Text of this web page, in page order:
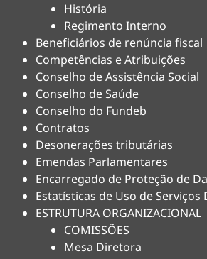
História
Regimento Interno
Beneficiários de renúncia fiscal
Competências e Atribuições
Conselho de Assistência Social
Conselho de Saúde
Conselho do Fundeb
Contratos
Desonerações tributárias
Emendas Parlamentares
Encarregado de Proteção de
Estatísticas de Uso de Serviços
ESTRUTURA ORGANIZACIONAL
COMISSÕES
Mesa Diretora